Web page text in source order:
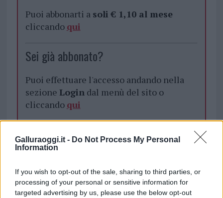
Galluraoggi.it - Do Not Process My Personal
Information
If you wish to opt-out of the sale, sharing to third parties, or
processing of your personal or sensitive information for
targeted advertising by us, please use the below opt-out
Puoi abbonarti a soli € 1,10 al mese
cliccando qui
Sei già abbonato?
Puoi effettuare l'accesso andando nella
sezione Logindal menù del sito o
cliccando qui
TEMI:
Esami Marittimi Olbia
Notizie in tempo reale?
Entra nel canale telegram di